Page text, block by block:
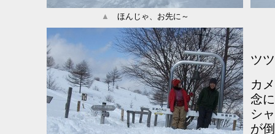
▲ ほんじゃ、お先に～
ツ
カ
念
シ
が